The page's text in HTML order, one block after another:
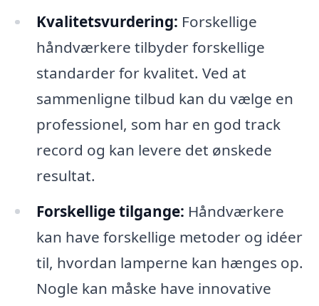
Kvalitetsvurdering: Forskellige
håndværkere tilbyder forskellige
standarder for kvalitet. Ved at
sammenligne tilbud kan du vælge en
professionel, som har en god track
record og kan levere det ønskede
resultat.
Forskellige tilgange: Håndværkere
kan have forskellige metoder og idéer
til, hvordan lamperne kan hænges op.
Nogle kan måske have innovative